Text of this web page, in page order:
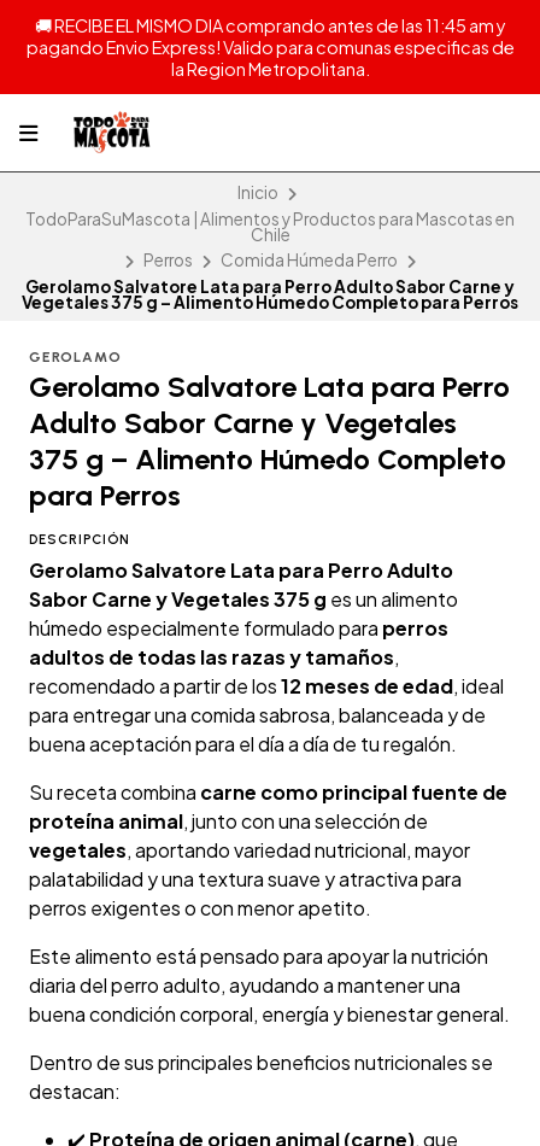
🚚 RECIBE EL MISMO DIA comprando antes de las 11:45 am y
pagando Envio Express! Valido para comunas especificas de
la Region Metropolitana.
Inicio
TodoParaSuMascota | Alimentos y Productos para Mascotas en
Chile
Perros
Comida Húmeda Perro
Gerolamo Salvatore Lata para Perro Adulto Sabor Carne y
Vegetales 375 g – Alimento Húmedo Completo para Perros
GEROLAMO
Gerolamo Salvatore Lata para Perro
Adulto Sabor Carne y Vegetales
375 g – Alimento Húmedo Completo
para Perros
DESCRIPCIÓN
Gerolamo Salvatore Lata para Perro Adulto
Sabor Carne y Vegetales 375 g es un alimento
húmedo especialmente formulado para perros
adultos de todas las razas y tamaños,
recomendado a partir de los12 meses de edad, ideal
para entregar una comida sabrosa, balanceada y de
buena aceptación para el día a día de tu regalón.
Su receta combina carne como principal fuente de
proteína animal, junto con una selección de
vegetales, aportando variedad nutricional, mayor
palatabilidad y una textura suave y atractiva para
perros exigentes o con menor apetito.
Este alimento está pensado para apoyar la nutrición
diaria del perro adulto, ayudando a mantener una
buena condición corporal, energía y bienestar general.
Dentro de sus principales beneficios nutricionales se
destacan:
✔️ Proteína de origen animal (carne), que